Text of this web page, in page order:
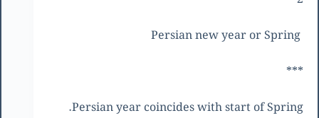
***
Persian year coincides with start of Spring.